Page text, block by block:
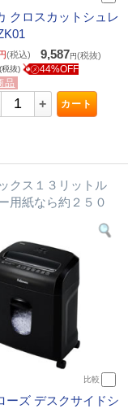
クロスカットシュレ
(税込) 9,587円(税抜)
(税抜) ㋱44%OFF
品
+ カート
クス１３リットル
用紙なら約２５０
比較
ーズ デスクサイドシ